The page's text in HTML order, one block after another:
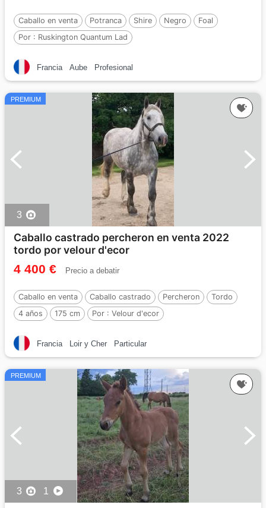
Caballo en venta Potranca Shire Negro
Foal
Por : Ruskington Quantum Lad
Francia Aube Profesional
PREMIUM
3
Caballo castrado percheron en venta 2022
tordo por velour d'ecor
4 400 € Precio a debatir
Caballo en venta Caballo castrado Percheron
Tordo
4 años
175 cm Por : Velour d'ecor
Francia Loir y Cher Particular
PREMIUM
3 1